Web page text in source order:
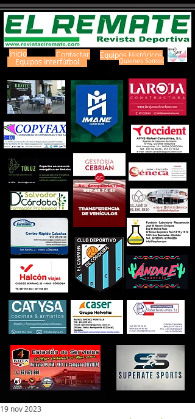
Inicio Contactar
Equipos Interfútbol
Equipos Históricos
Quienes Somos
19 nov 2023